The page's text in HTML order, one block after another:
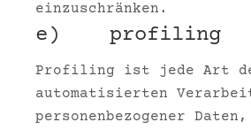
einzuschränken.
e) profiling
Profiling ist jede Art
automatisierten
personenbezogener